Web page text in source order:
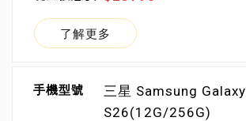
了解更多
三星 Samsung Galaxy
S26(12G/256G)